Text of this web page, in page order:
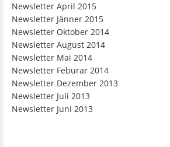
Newsletter April 2015
Newsletter Jänner 2015
Newsletter Oktober 2014
Newsletter August 2014
Newsletter Mai 2014
Newsletter Feburar 2014
Newsletter Dezember 2013
Newsletter Juli 2013
Newsletter Juni 2013